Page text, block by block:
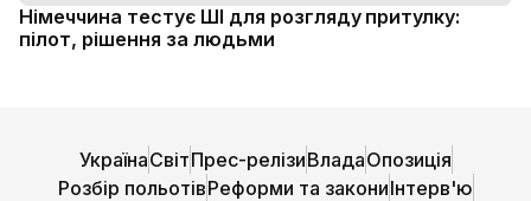
Німеччина тестує ШІ для розгляду притулку:
пілот, рішення за людьми
УкраїнаСвітПрес-релізиВладаОпозиція
Розбір польотівРеформи та закониІнтерв'ю